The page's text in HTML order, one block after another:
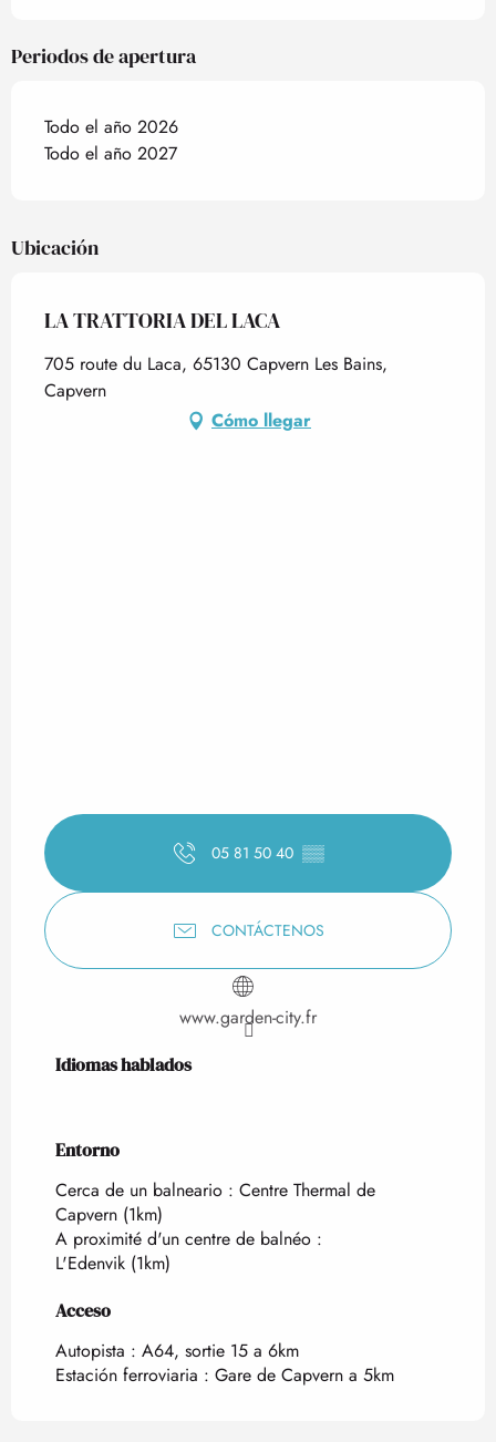
Periodos de apertura
Todo el año 2026
Todo el año 2027
Ubicación
LA TRATTORIA DEL LACA
705 route du Laca, 65130 Capvern Les Bains,
Capvern
Cómo llegar
05 81 50 40 ▒▒
CONTÁCTENOS
www.garden-city.fr
Idiomas hablados
Idiomas hablados
Entorno
Entorno
Cerca de un balneario : Centre Thermal de
Capvern (1km)
A proximité d'un centre de balnéo :
L'Edenvik (1km)
Acceso
Acceso
Autopista : A64, sortie 15 a 6km
Estación ferroviaria : Gare de Capvern a 5km